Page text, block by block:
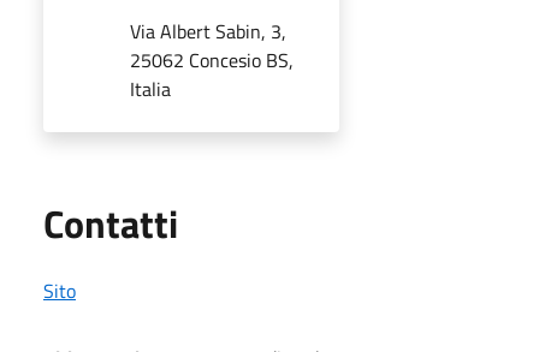
Via Albert Sabin, 3,
25062 Concesio BS,
Italia
Contatti
Sito